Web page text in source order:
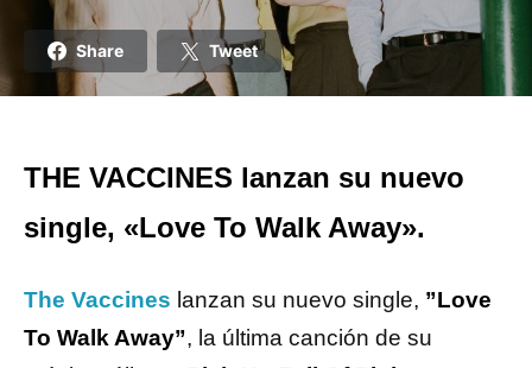
Share Tweet
THE VACCINES lanzan su nuevo
single, «Love To Walk Away».
The Vaccines lanzan su nuevo single, ”Love
To Walk Away”, la última canción de su